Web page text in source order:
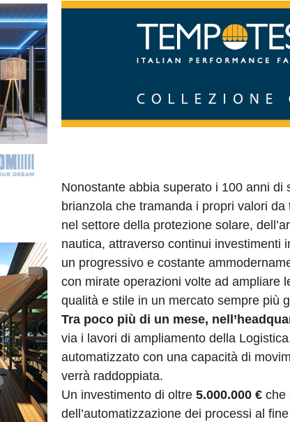
Nonostante abbia superato i 100 anni
brianzola che tramanda i propri valori
nel settore della protezione solare,
nautica, attraverso continui investimenti
un progressivo e costante
con mirate operazioni volte ad ampliare
qualità e stile in un mercato sempre più
Tra poco più di un mese,
via i lavori di ampliamento della
automatizzato con una capacità di
verrà raddoppiata.
Un investimento di oltre 5.000.000 € che
dell’automatizzazione dei processi al